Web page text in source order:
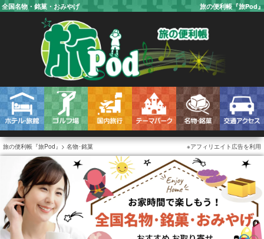
全国名物・銘菓・おみやげ 旅の便利帳『旅Pod』
旅の便利帳『旅Pod』 名物･銘菓 アフィリエイト広告を利用